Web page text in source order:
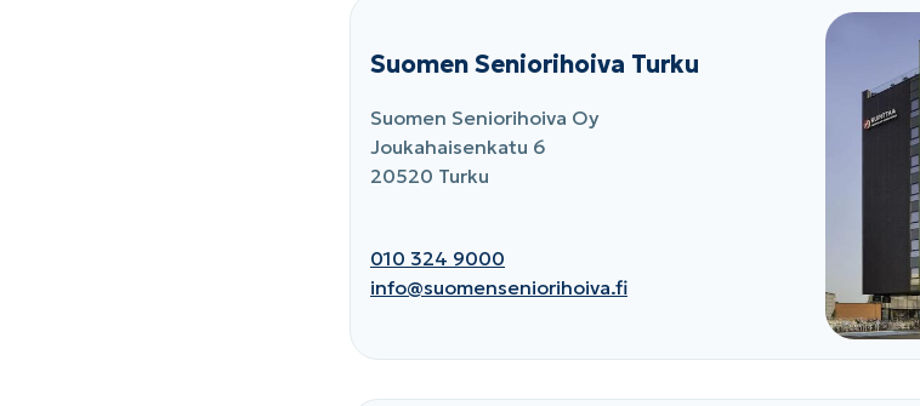
Suomen Seniorihoiva Turku
Suomen Seniorihoiva Oy
Joukahaisenkatu 6
20520 Turku
010 324 9000
info@suomenseniorihoiva.fi